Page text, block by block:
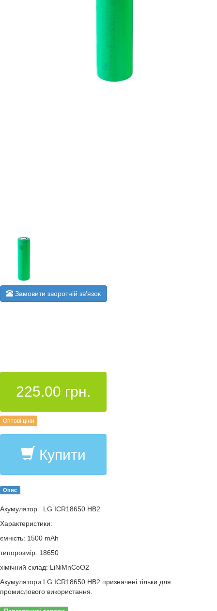
225.00 грн.
Оптові ціни
Купити
Замовити зворотній зв'язок
Опис
Акумулятор LG ICR18650 HB2
Характеристики:
ємність: 1500 mАh
типорозмір: 18650
хімічний склад: LiNiMnCoO2
Акумулятори LG ICR18650 HB2 призначені тільки для
промислового використання.